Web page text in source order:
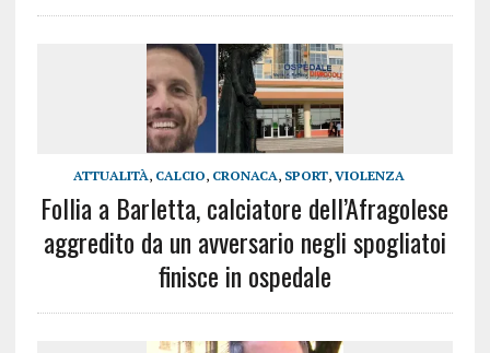
ATTUALITÀ, CALCIO, CRONACA, SPORT,VIOLENZA
Follia a Barletta, calciatore dell’Afragolese
aggredito da un avversario negli spogliatoi
finisce in ospedale